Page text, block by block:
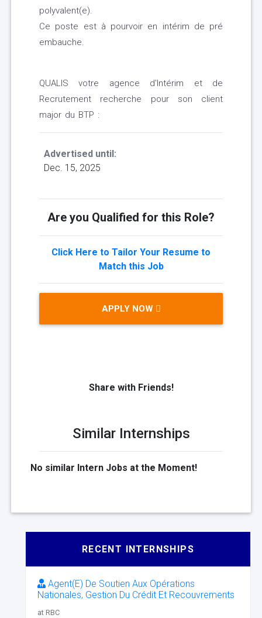
polyvalent(e).
Ce poste est à pourvoir en intérim de pré
embauche.
QUALIS votre agence d'Intérim et de
Recrutement recherche pour son client
major du BTP :
Advertised until:
Dec. 15, 2025
Are you Qualified for this Role?
Click Here to Tailor Your Resume to
Match this Job
APPLY NOW
Share with Friends!
Similar Internships
No similar Intern Jobs at the Moment!
RECENT INTERNSHIPS
Agent(E) De Soutien Aux Opérations
Nationales, Gestion Du Crédit Et Recouvrements
at RBC